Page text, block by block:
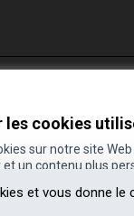
et vous donne
cookies
sur notre site
un contenu plus
libre Decidim
(Lien
.